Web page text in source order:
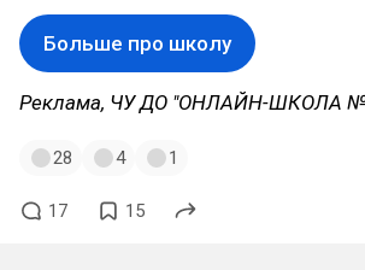
Больше про школу
Реклама, ЧУ ДО "ОНЛАЙН-ШКОЛА
28 4 1
17 15